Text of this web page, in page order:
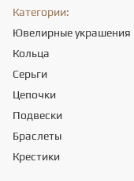
Категории:
Ювелирные украшения
Кольца
Серьги
Цепочки
Подвески
Браслеты
Крестики